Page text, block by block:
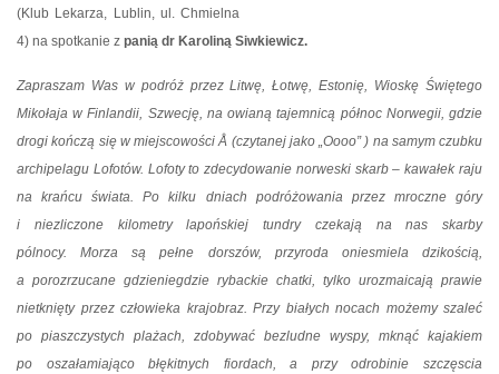
(Klub Lekarza, Lublin, ul. Chmielna
4) na spotkanie z panią dr Karoliną Siwkiewicz.
Zapraszam Was w podróż przez Litwę, Łotwę, Estonię, Wioskę Świętego
Mikołaja w Finlandii, Szwecję, na owianą tajemnicą północ Norwegii, gdzie
drogi kończą się w miejscowości Å (czytanej jako „Oooo” ) na samym czubku
archipelagu Lofotów. Lofoty to zdecydowanie norweski skarb – kawałek raju
na krańcu świata. Po kilku dniach podróżowania przez mroczne góry
i niezliczone kilometry lapońskiej tundry czekają na nas skarby
pólnocy. Morza są pełne dorszów, przyroda oniesmiela dzikością,
a porozrzucane gdzieniegdzie rybackie chatki, tylko urozmaicają prawie
nietknięty przez człowieka krajobraz. Przy białych nocach możemy szaleć
po piaszczystych plażach, zdobywać bezludne wyspy, mknąć kajakiem
po oszałamiająco błękitnych fiordach, a przy odrobinie szczęscia